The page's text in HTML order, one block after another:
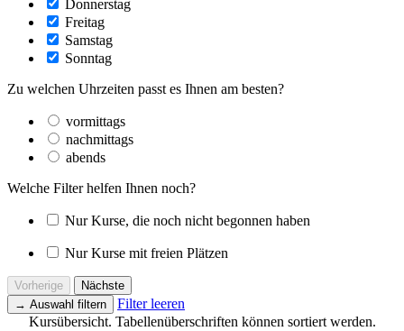
Donnerstag
Freitag
Samstag
Sonntag
Zu welchen Uhrzeiten passt es Ihnen am besten?
vormittags
nachmittags
abends
Welche Filter helfen Ihnen noch?
Nur Kurse, die noch nicht begonnen haben
Nur Kurse mit freien Plätzen
Vorherige
Nächste
→ Auswahl filtern
Filter leeren
Kursübersicht. Tabellenüberschriften können sortiert werden.